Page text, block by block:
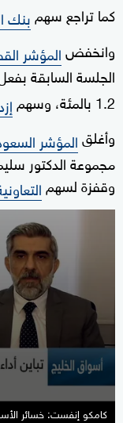
كما تراجع سهم بنك
وانخفضالمؤشر
الجلسة السابقة
1.2 بالمئة، وسهم
وأغلقالمؤشر
وقفزة لسهم
كامكو إنفست: خسائر